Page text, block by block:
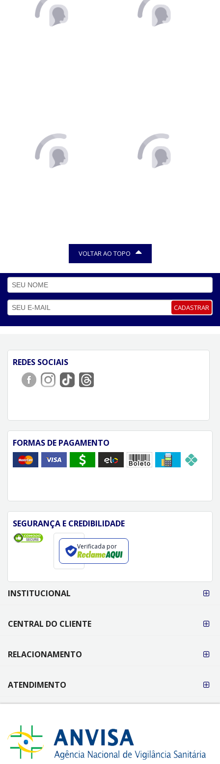
VOLTAR AO TOPO
CADASTRAR
REDES SOCIAIS
FORMAS DE PAGAMENTO
SEGURANÇA E CREDIBILIDADE
Verificada por
FORMAS DE
PAGAMENTO
INSTITUCIONAL
CENTRAL DO CLIENTE
RELACIONAMENTO
ATENDIMENTO